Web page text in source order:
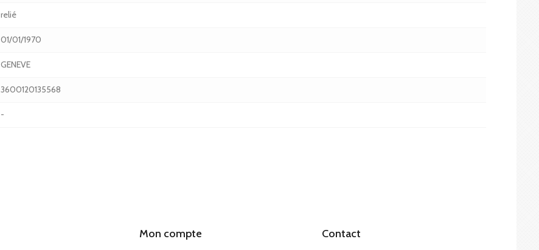
relié
01/01/1970
GENEVE
3600120135568
-
Mon compte Contact